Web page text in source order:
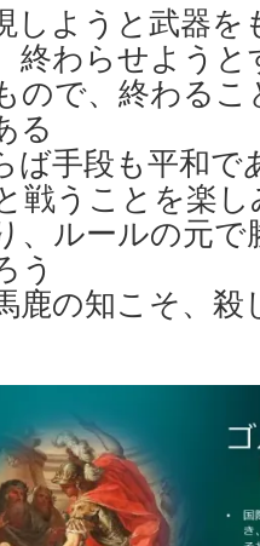
しようと武器を
終わらせよう
ので、終わる
る
ば手段も平和で
戦うことを楽
、ルールの元
う
鹿の知こそ、殺